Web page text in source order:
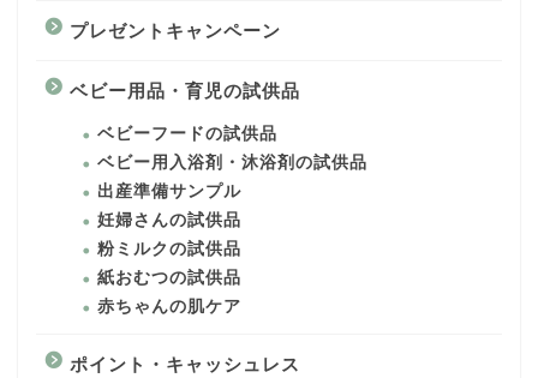
プレゼントキャンペーン
ベビー用品・育児の試供品
ベビーフードの試供品
ベビー用入浴剤・沐浴剤の試供品
出産準備サンプル
妊婦さんの試供品
粉ミルクの試供品
紙おむつの試供品
赤ちゃんの肌ケア
ポイント・キャッシュレス